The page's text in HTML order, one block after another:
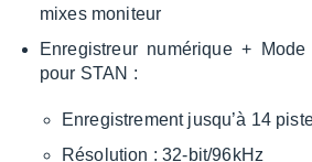
mixes moni­teur
Enre­gis­treur numé­rique +
pour STAN :
Enre­gis­tre­ment jusqu’à 14
Réso­lu­tion : 32-bit/96kHz